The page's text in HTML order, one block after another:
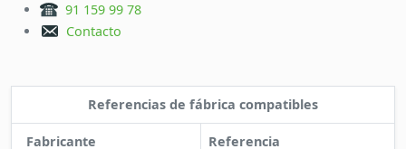
91 159 99 78
Contacto
Referencias de fábrica compatibles
Fabricante Referencia